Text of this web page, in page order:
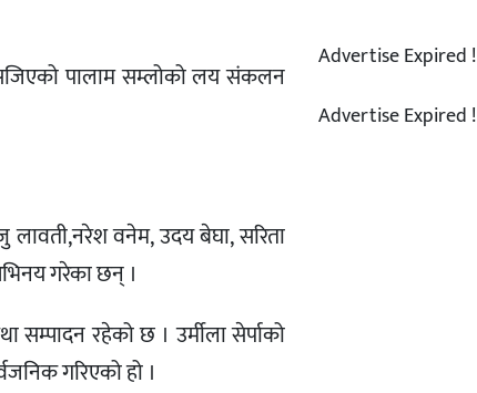
पालाम सम्लोको लय संकलन
लावती,नरेश वनेम, उदय बेघा, सरिता
गरेका छन् ।
रहेको छ । उर्मीला सेर्पाको
गरिएको हो ।
Advertise Expired !
Advertise Expired !